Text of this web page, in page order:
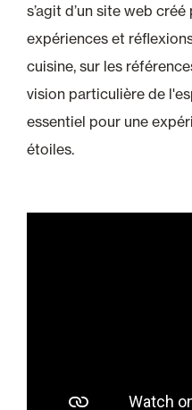
s’agit d’un site web
expériences et
cuisine, sur les
vision particulière de
essentiel pour une
étoiles.